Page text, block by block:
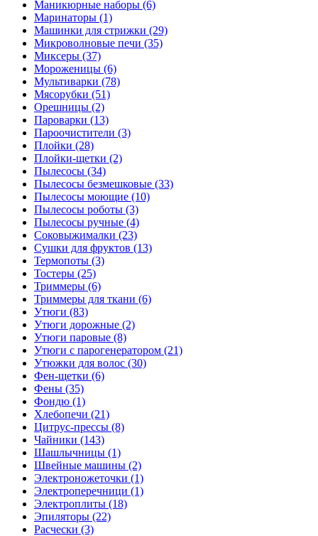
Маникюрные наборы (6)
Маринаторы (1)
Машинки для стрижки (29)
Микроволновые печи (35)
Миксеры (37)
Мороженицы (6)
Мультиварки (78)
Мясорубки (51)
Орешницы (2)
Пароварки (13)
Пароочистители (3)
Плойки (28)
Плойки-щетки (2)
Пылесосы (34)
Пылесосы безмешковые (33)
Пылесосы моющие (10)
Пылесосы роботы (3)
Пылесосы ручные (4)
Соковыжималки (23)
Сушки для фруктов (13)
Термопоты (3)
Тостеры (25)
Триммеры (6)
Триммеры для ткани (6)
Утюги (83)
Утюги дорожные (2)
Утюги паровые (8)
Утюги с парогенератором (21)
Утюжки для волос (30)
Фен-щетки (6)
Фены (35)
Фондю (1)
Хлебопечи (21)
Цитрус-прессы (8)
Чайники (143)
Шашлычницы (1)
Швейные машины (2)
Электроножеточки (1)
Электроперечници (1)
Электроплиты (18)
Эпиляторы (22)
Расчески (3)